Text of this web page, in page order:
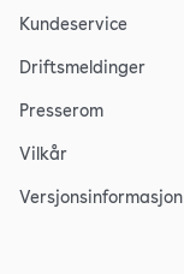
Kundeservice
Driftsmeldinger
Presserom
Vilkår
Versjonsinformasjon